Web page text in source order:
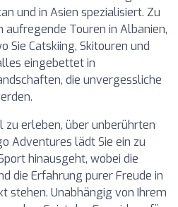
und in Asien spezialisiert. Zu
Touren in Albanien,
Sie Catskiing, Skitouren und
eingebettet in
die unvergessliche
zu erleben, über unberührten
Adventures lädt Sie ein zu
hinausgeht, wobei die
die Erfahrung purer Freude in
stehen. Unabhängig von Ihrem